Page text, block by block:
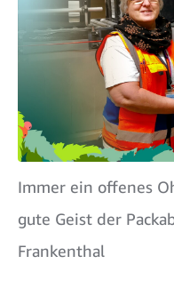
Immer ein offenes
gute Geist der
Frankenthal